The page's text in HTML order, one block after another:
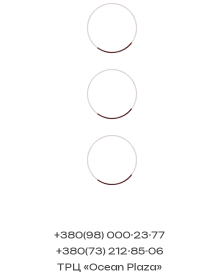
+380(98) 000-23-77
+380(73) 212-85-06
ТРЦ «Ocean Plaza»